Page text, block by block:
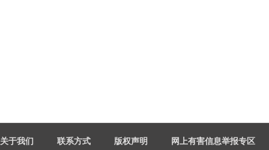
关于我们 联系方式 版权声明 网上有害信息举报专区